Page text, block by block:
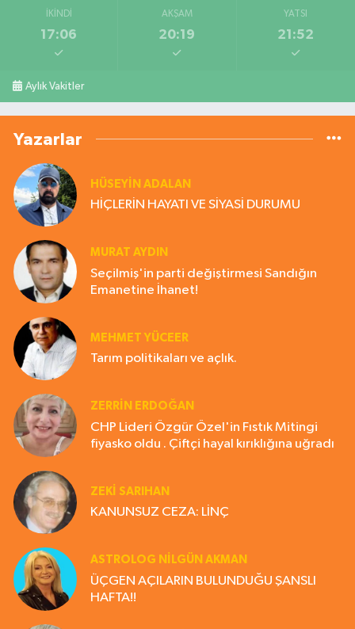
İKINDI
17:06
AKŞAM
20:19
YATSI
21:52
Aylık Vakitler
Yazarlar
HÜSEYIN ADALAN
HİÇLERİN HAYATI VE SİYASİ DURUMU
MURAT AYDIN
Seçilmiş'in parti değiştirmesi Sandığın
Emanetine İhanet!
MEHMET YÜCEER
Tarım politikaları ve açlık.
ZERRIN ERDOĞAN
CHP Lideri Özgür Özel'in Fıstık Mitingi
fiyasko oldu . Çiftçi hayal kırıklığına uğradı
ZEKI SARIHAN
KANUNSUZ CEZA: LİNÇ
ASTROLOG NILGÜN AKMAN
ÜÇGEN AÇILARIN BULUNDUĞU ŞANSLI
HAFTA!!